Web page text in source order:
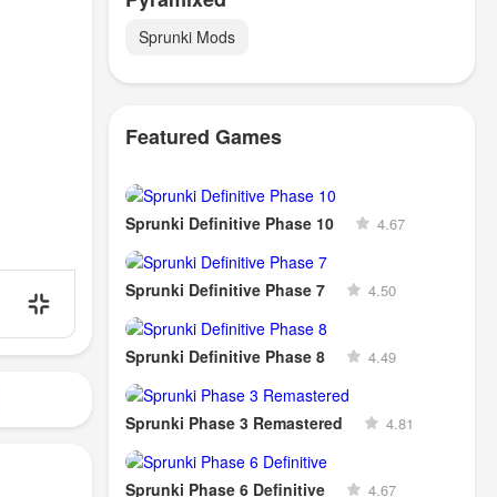
Sprunki Mods
Featured Games
Sprunki Definitive Phase 10 4.67
Sprunki Definitive Phase 7 4.50
Sprunki Definitive Phase 8 4.49
Sprunki Phase 3 Remastered 4.81
Sprunki Phase 6 Definitive 4.67